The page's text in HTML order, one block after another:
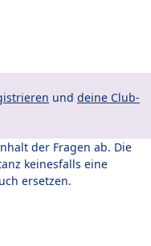
und deine Club-
der Fragen ab. Die
keinesfalls eine
ersetzen.